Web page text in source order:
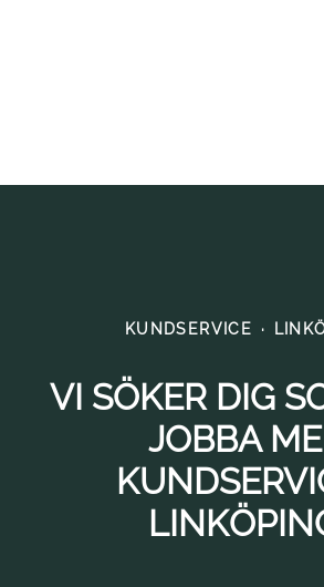
KUNDSERVICE ·
VI SÖKER DIG
JOBBA